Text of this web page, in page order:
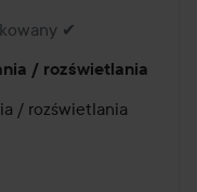
✔
/ rozświetlania
/ rozświetlania